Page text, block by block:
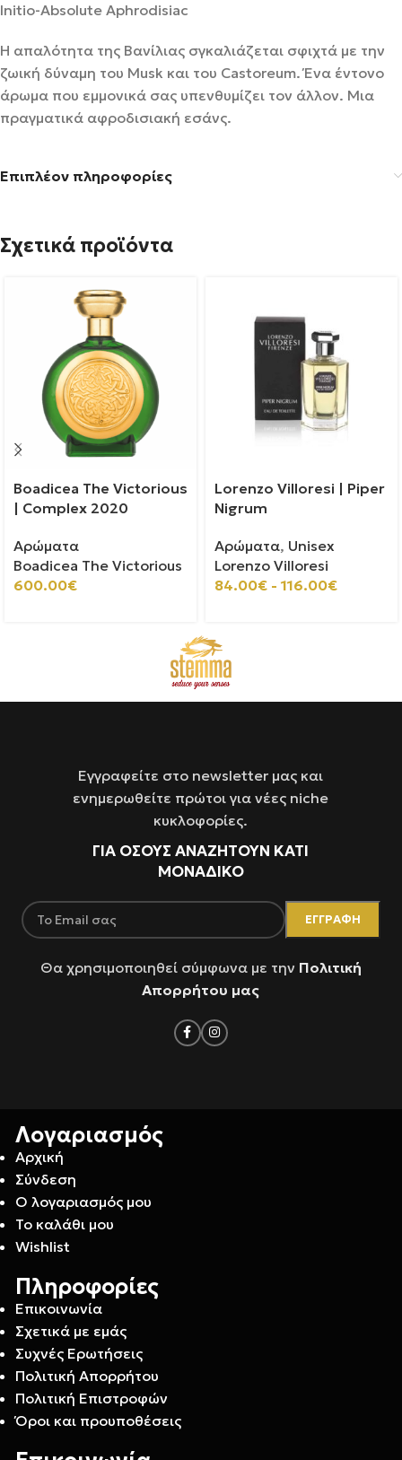
Initio-Absolute Aphrodisiac
Η απαλότητα της Βανίλιας σγκαλιάζεται σφιχτά με την
ζωική δύναμη του Musk και του Castoreum. Ένα έντονο
άρωμα που εμμονικά σας υπενθυμίζει τον άλλον. Μια
πραγματικά αφροδισιακή εσάνς.
Επιπλέον πληροφορίες
Σχετικά προϊόντα
Boadicea The Victorious
| Complex 2020
Αρώματα
Boadicea The Victorious
600.00€
Lorenzo Villoresi | Piper
Nigrum
Αρώματα, Unisex
Lorenzo Villoresi
84.00€ - 116.00€
Εγγραφείτε στο newsletter μας και
ενημερωθείτε πρώτοι για νέες niche
κυκλοφορίες.
ΓΙΑ ΌΣΟΥΣ ΑΝΑΖΗΤΟΥΝ ΚΑΤΙ
ΜΟΝΑΔΙΚΟ
Θα χρησιμοποιηθεί σύμφωνα με την Πολιτική
Απορρήτου μας
Λογαριασμός
Αρχική
Σύνδεση
Ο λογαριασμός μου
Το καλάθι μου
Wishlist
Πληροφορίες
Επικοινωνία
Σχετικά με εμάς
Συχνές Ερωτήσεις
Πολιτική Απορρήτου
Πολιτική Επιστροφών
Όροι και προυποθέσεις